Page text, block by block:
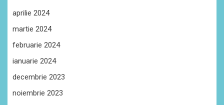
aprilie 2024
martie 2024
februarie 2024
ianuarie 2024
decembrie 2023
noiembrie 2023